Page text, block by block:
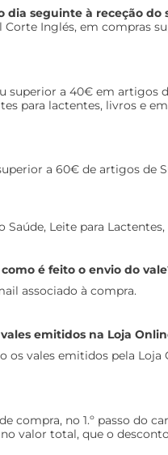
dia seguinte à receção do
Inglés, em compras
superior a 40€ em
para lactentes, livros e
a 60€ de artigos
Leite para
é feito o envio do
associado à compra.
emitidos na Loja
os vales emitidos pela Loja
no 1.º passo do
valor total, que o